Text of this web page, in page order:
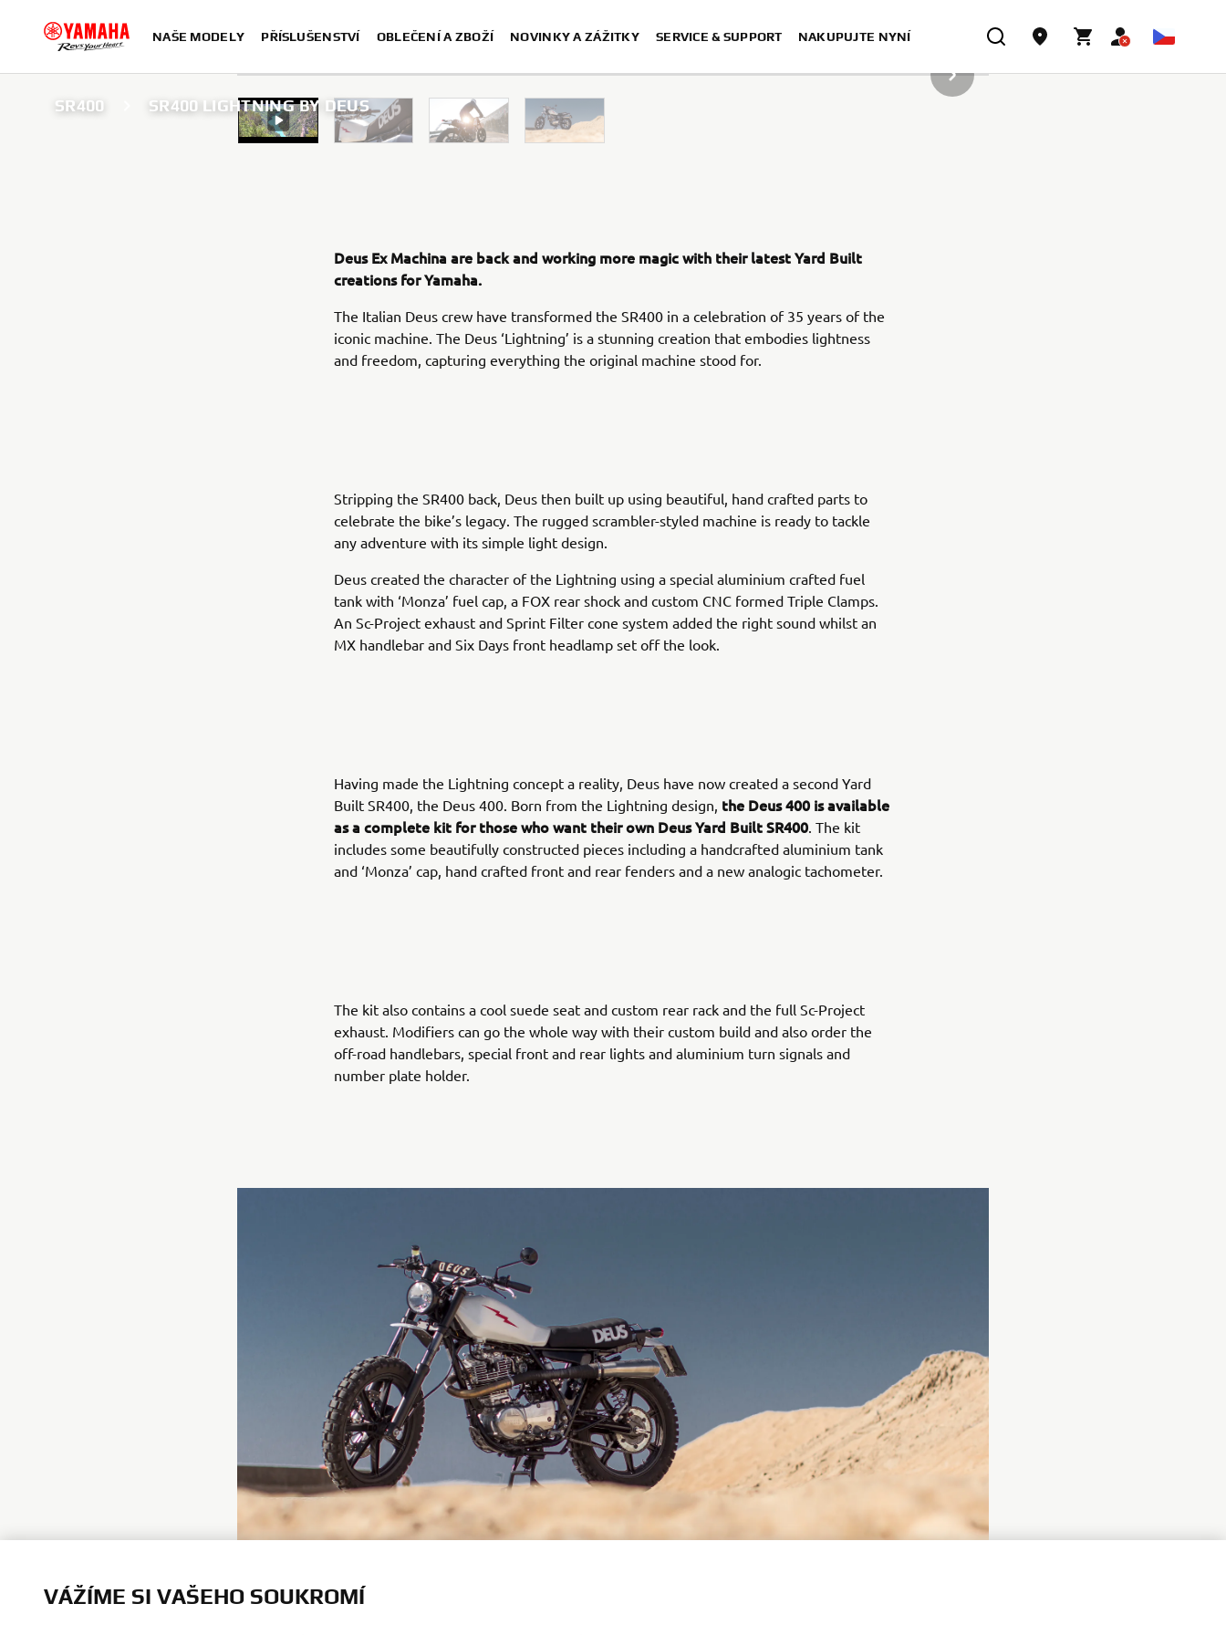
NAŠE MODELY PŘÍSLUŠENSTVÍ OBLEČENÍ A ZBOŽÍ NOVINKY A ZÁŽITKY SERVICE & SUPPORT NAKUPUJTE NYNÍ
SR400 SR400 LIGHTNING BY DEUS
DALŠÍ POLOŽKA GALERIE
Deus Ex Machina are back and working more magic with their latest Yard Built
creations for Yamaha.
The Italian Deus crew have transformed the SR400 in a celebration of 35 years of the
iconic machine. The Deus ‘Lightning’ is a stunning creation that embodies lightness
and freedom, capturing everything the original machine stood for.
Stripping the SR400 back, Deus then built up using beautiful, hand crafted parts to
celebrate the bike’s legacy. The rugged scrambler-styled machine is ready to tackle
any adventure with its simple light design.
Deus created the character of the Lightning using a special aluminium crafted fuel
tank with ‘Monza’ fuel cap, a FOX rear shock and custom CNC formed Triple Clamps.
An Sc-Project exhaust and Sprint Filter cone system added the right sound whilst an
MX handlebar and Six Days front headlamp set off the look.
Having made the Lightning concept a reality, Deus have now created a second Yard
Built SR400, the Deus 400. Born from the Lightning design, the Deus 400 is available
as a complete kit for those who want their own Deus Yard Built SR400. The kit
includes some beautifully constructed pieces including a handcrafted aluminium tank
and ‘Monza’ cap, hand crafted front and rear fenders and a new analogic tachometer.
The kit also contains a cool suede seat and custom rear rack and the full Sc-Project
exhaust. Modifiers can go the whole way with their custom build and also order the
off-road handlebars, special front and rear lights and aluminium turn signals and
number plate holder.
VÁŽÍME SI VAŠEHO SOUKROMÍ